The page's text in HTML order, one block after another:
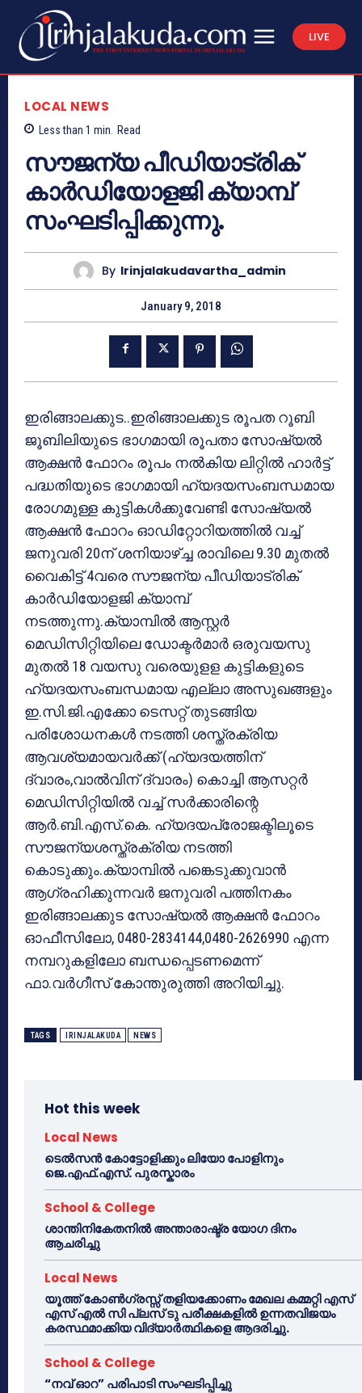
LIVE
LOCAL NEWS
Less than 1 min. Read
സൗജന്യ പീഡിയാട്രിക്
കാര്‍ഡിയോളജി ക്യാമ്പ്
സംഘടിപ്പിക്കുന്നു.
By Irinjalakudavartha_admin
January 9, 2018
ഇരിങ്ങാലക്കുട..ഇരിങ്ങാലക്കുട രൂപത റൂബി
ജൂബിലിയുടെ ഭാഗമായി രൂപതാ സോഷ്യല്‍
ആക്ഷന്‍ ഫോറം രൂപം നല്‍കിയ ലിറ്റില്‍ ഹാര്‍ട്ട്
പദ്ധതിയുടെ ഭാഗമായി ഹ്യദയസംബന്ധമായ
രോഗമുള്ള കുട്ടികള്‍ക്കുവേണ്ടി സോഷ്യല്‍
ആക്ഷന്‍ ഫോറം ഓഡിറ്റോറിയത്തില്‍ വച്ച്
ജനുവരി 20ന് ശനിയാഴ്ച്ച രാവിലെ 9.30 മുതല്‍
വൈകിട്ട് 4വരെ സൗജന്യ പീഡിയാട്രിക്
കാര്‍ഡിയോളജി ക്യാമ്പ്
നടത്തുന്നു.ക്യാമ്പില്‍ ആസ്റ്റര്‍
മെഡിസിറ്റിയിലെ ഡോക്ടര്‍മാര്‍ ഒരുവയസു
മുതല്‍ 18 വയസു വരെയുളള കുട്ടികളുടെ
ഹ്യദയസംബന്ധമായ എല്ലാ അസുഖങ്ങളും
ഇ.സി.ജി.എക്കോ ടെസറ്റ് തുടങ്ങിയ
പരിശോധനകള്‍ നടത്തി ശസ്ത്രക്രിയ
ആവശ്യമായവര്‍ക്ക് (ഹ്യദയത്തിന്
ദ്വാരം,വാല്‍വിന് ദ്വാരം) കൊച്ചി ആസറ്റര്‍
മെഡിസിറ്റിയില്‍ വച്ച് സര്‍ക്കാരിന്റെ
ആര്‍.ബി.എസ്.കെ. ഹ്യദയപ്രോജക്ടിലൂടെ
സൗജന്യശസ്ത്രക്രിയ നടത്തി
കൊടുക്കും.ക്യാമ്പില്‍ പങ്കെടുക്കുവാന്‍
ആഗ്രഹിക്കുന്നവര്‍ ജനുവരി പത്തിനകം
ഇരിങ്ങാലക്കുട സോഷ്യല്‍ ആക്ഷന്‍ ഫോറം
ഓഫീസിലോ, 0480-2834144,0480-2626990 എന്ന
നമ്പറുകളിലോ ബന്ധപ്പെടണമെന്ന്
ഫാ.വര്‍ഗീസ് കോന്തുരുത്തി അറിയിച്ചു.
TAGS IRINJALAKUDA NEWS
Hot this week
Local News
ടെൽസൻ കോട്ടോളിക്കും ലിയോ പോളിനും
ജെ.എഫ്.എസ്. പുരസ്കാരം
School & College
ശാന്തിനികേതനിൽ അന്താരാഷ്ട്ര യോഗ ദിനം
ആചരിച്ചു
Local News
യൂത്ത് കോൺഗ്രസ്സ് തളിയക്കോണം മേഖല കമ്മറ്റി എസ്
എസ് എൽ സി പ്ലസ് ടു പരീക്ഷകളിൽ ഉന്നതവിജയം
കരസ്ഥമാക്കിയ വിദ്യാർത്ഥികളെ ആദരിച്ചു.
School & College
“നവ് ഓറ” പരിപാടി സംഘടിപ്പിച്ചു